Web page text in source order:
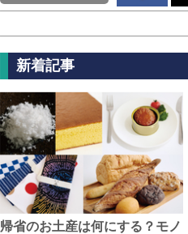
新着記事
帰省のお土産は何にする？モノ